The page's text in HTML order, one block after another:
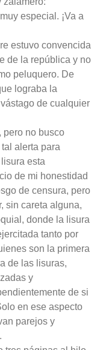
especial. ¡Va a
estuvo convencida
de la república y no
peluquero. De
lograba la
de cualquier
pero no busco
alerta para
esta
de mi honestidad
de censura, pero
sin careta alguna,
donde la lisura
tanto por
son la primera
de las lisuras,
y
de si
en ese aspecto
parejos y